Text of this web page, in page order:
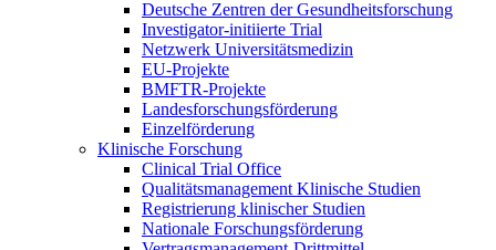
Deutsche Zentren der Gesundheitsforschung
Investigator-initiierte Trial
Netzwerk Universitätsmedizin
EU-Projekte
BMFTR-Projekte
Landesforschungsförderung
Einzelförderung
Klinische Forschung
Clinical Trial Office
Qualitätsmanagement Klinische Studien
Registrierung klinischer Studien
Nationale Forschungsförderung